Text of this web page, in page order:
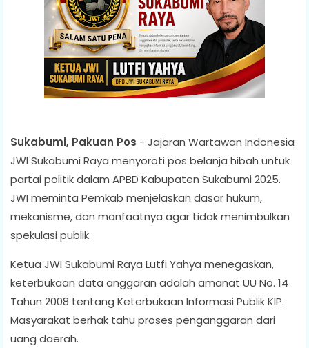
Sukabumi, Pakuan Pos - Jajaran Wartawan Indonesia
JWI Sukabumi Raya menyoroti pos belanja hibah untuk
partai politik dalam APBD Kabupaten Sukabumi 2025.
JWI meminta Pemkab menjelaskan dasar hukum,
mekanisme, dan manfaatnya agar tidak menimbulkan
spekulasi publik.
Ketua JWI Sukabumi Raya Lutfi Yahya menegaskan,
keterbukaan data anggaran adalah amanat UU No. 14
Tahun 2008 tentang Keterbukaan Informasi Publik KIP.
Masyarakat berhak tahu proses penganggaran dari
uang daerah.